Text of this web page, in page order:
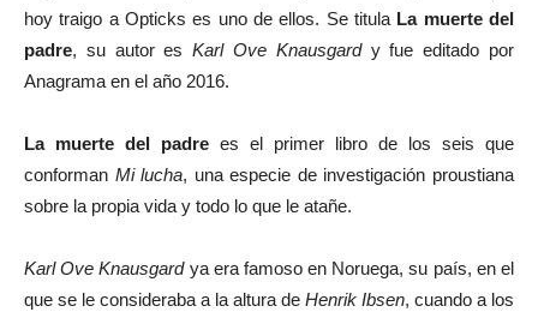
hoy traigo a Opticks es uno de ellos. Se titula La muerte del
padre, su autor esKarl Ove Knausgard y fue editado por
Anagrama en el año 2016.
La muerte del padre es el primer libro de los seis que
conforman Mi lucha, una especie de investigación proustiana
sobre la propia vida y todo lo que le atañe.
Karl Ove Knausgard ya era famoso en Noruega, su país, en el
que se le consideraba a la altura de Henrik Ibsen, cuando a los